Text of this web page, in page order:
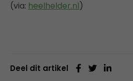
(via: heelhelder.nl)
Deel dit artikel